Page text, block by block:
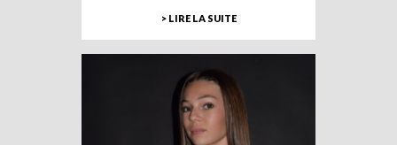
> LIRE LA SUITE